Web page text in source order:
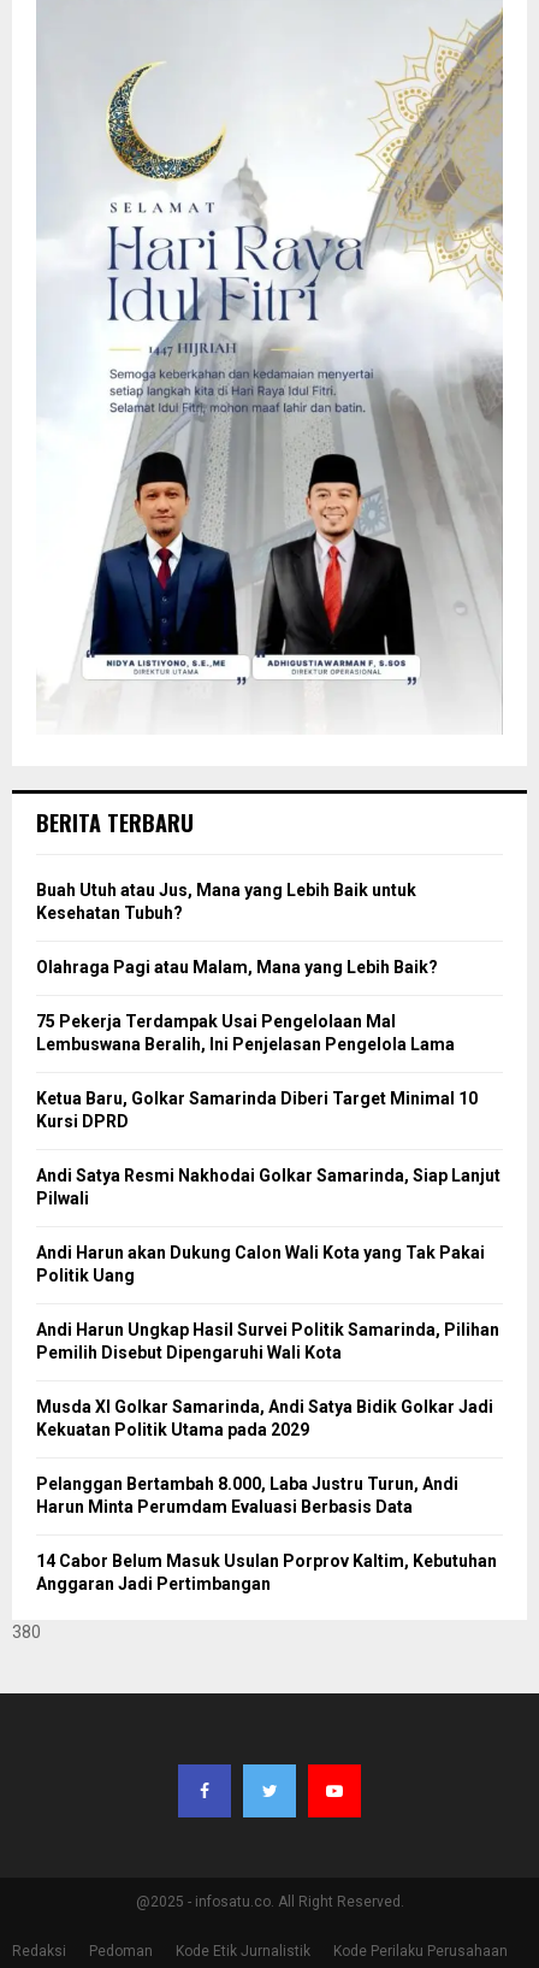
BERITA TERBARU
Buah Utuh atau Jus, Mana yang Lebih Baik untuk
Kesehatan Tubuh?
Olahraga Pagi atau Malam, Mana yang Lebih Baik?
75 Pekerja Terdampak Usai Pengelolaan Mal
Lembuswana Beralih, Ini Penjelasan Pengelola Lama
Ketua Baru, Golkar Samarinda Diberi Target Minimal 10
Kursi DPRD
Andi Satya Resmi Nakhodai Golkar Samarinda, Siap Lanjut
Pilwali
Andi Harun akan Dukung Calon Wali Kota yang Tak Pakai
Politik Uang
Andi Harun Ungkap Hasil Survei Politik Samarinda, Pilihan
Pemilih Disebut Dipengaruhi Wali Kota
Musda XI Golkar Samarinda, Andi Satya Bidik Golkar Jadi
Kekuatan Politik Utama pada 2029
Pelanggan Bertambah 8.000, Laba Justru Turun, Andi
Harun Minta Perumdam Evaluasi Berbasis Data
14 Cabor Belum Masuk Usulan Porprov Kaltim, Kebutuhan
Anggaran Jadi Pertimbangan
380
@2025 - infosatu.co. All Right Reserved.
Redaksi Pedoman Kode Etik Jurnalistik Kode Perilaku Perusahaan